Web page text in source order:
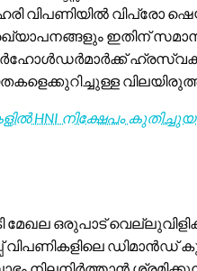
വിപണിയിൽ വിപ്രോ
ഇതിന്
HNI നിക്ഷേപം
മേഖല ഒരുപാട്
ഡിമാൻഡ്